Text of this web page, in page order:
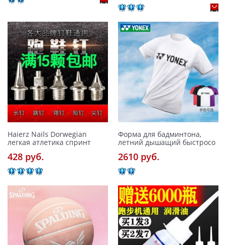
Haierz Nails Dorwegian
легкая атлетика спринт
428 pуб.
Форма для бадминтона,
летний дышащий быстросо
2610 pуб.